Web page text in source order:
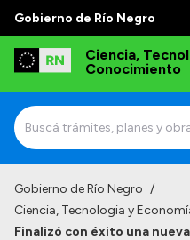
Gobierno de Río Negro
Ciencia,
Conocimiento
Institucional
Gobierno de Río Negro /
Ciencia, Tecnologia y
Finalizó con éxito una